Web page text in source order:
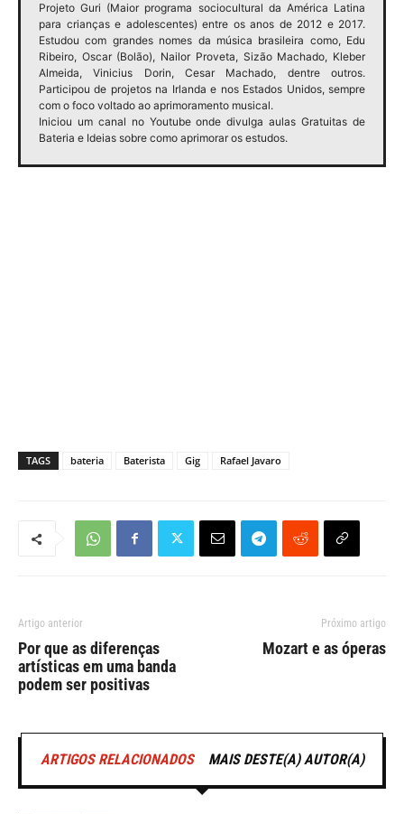
Projeto Guri (Maior programa sociocultural da América Latina
para crianças e adolescentes) entre os anos de 2012 e 2017.
Estudou com grandes nomes da música brasileira como, Edu
Ribeiro, Oscar (Bolão), Nailor Proveta, Sizão Machado, Kleber
Almeida, Vinicius Dorin, Cesar Machado, dentre outros.
Participou de projetos na Irlanda e nos Estados Unidos, sempre
com o foco voltado ao aprimoramento musical.
Iniciou um canal no Youtube onde divulga aulas Gratuitas de
Bateria e Ideias sobre como aprimorar os estudos.
TAGS bateria Baterista Gig Rafael Javaro
Artigo anterior
Por que as diferenças
artísticas em uma banda
podem ser positivas
Próximo artigo
Mozart e as óperas
ARTIGOS RELACIONADOS MAIS DESTE(A) AUTOR(A)